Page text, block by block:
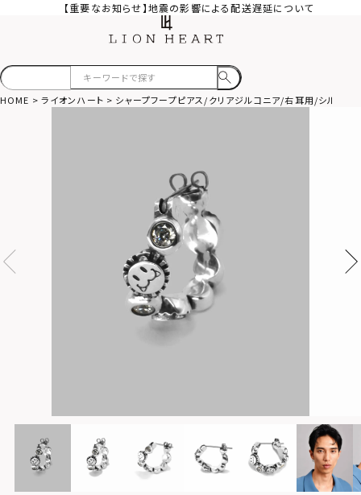
【重要なお知らせ】地震の影響による配送遅延について
HOME ライオンハート シャープフープピアス/クリアジルコニア/右耳用/シルバー